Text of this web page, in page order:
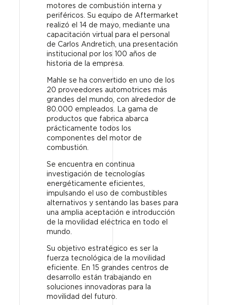
motores de combustión interna y
periféricos. Su equipo de Aftermarket
realizó el 14 de mayo, mediante una
capacitación virtual para el personal
de Carlos Andretich, una presentación
institucional por los 100 años de
historia de la empresa.
Mahle se ha convertido en uno de los
20 proveedores automotrices más
grandes del mundo, con alrededor de
80.000 empleados.
La gama de
productos que fabrica abarca
prácticamente todos los
componentes del motor de
combustión.
Se encuentra en continua
investigación de tecnologías
energéticamente eficientes
impulsando el uso de combustibles
alternativos y sentando las bases para
una amplia aceptación e introducción
de la movilidad eléctrica en todo el
mundo.
Su objetivo estratégico es ser la
fuerza tecnológica de la movilidad
eficiente. En 15 grandes centros de
desarrollo están trabajando en
soluciones innovadoras para la
movilidad del futuro.